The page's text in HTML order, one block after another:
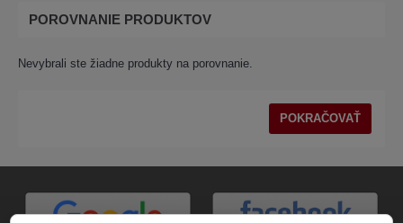
POROVNANIE PRODUKTOV
Nevybrali ste žiadne produkty na porovnanie.
POKRAČOVAŤ